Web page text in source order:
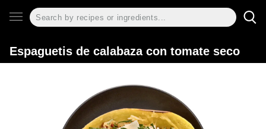
Espaguetis de calabaza con tomate seco